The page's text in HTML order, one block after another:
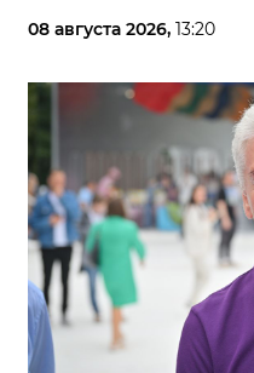
08 августа 2026, 13:20